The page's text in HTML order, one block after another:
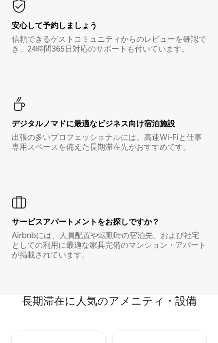
安心して予約しましょう
信頼できるゲストコミュニティからのレビューを確認で
き、24時間365日対応のサポートも付いています。
デジタルノマド⁠に最⁠適⁠なビ⁠ジ⁠ネ⁠ス⁠向⁠け宿⁠泊⁠施⁠設
出張の多いプロフェッショナルには、高速Wi-Fiと仕事
専用スペースを備えた長期滞在先がおすすめです。
サービスアパートメントをお探しですか？
Airbnbには、人員配置や転勤時の宿泊先、および社宅
としての利用に最適な家具完備のマンション・アパート
が掲載されています。
長期滞在に人気のアメニティ・設備